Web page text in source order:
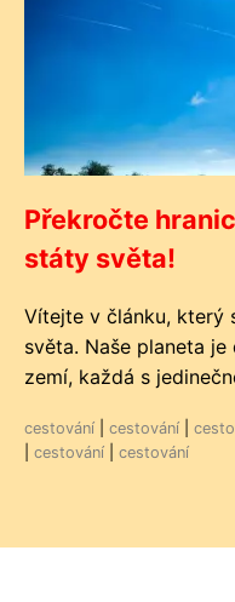
Překročte
státy světa!
Vítejte v článku, který
světa. Naše planeta
zemí, každá s
cestování cestování
cestování cestování